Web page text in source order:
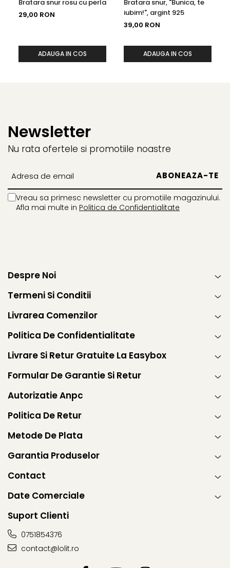
Bratara snur rosu cu perla
29,00 RON
ADAUGA IN COS
Bratara snur, "Bunica, te
iubim!", argint 925
39,00 RON
ADAUGA IN COS
Newsletter
Nu rata ofertele si promotiile noastre
Vreau sa primesc newsletter cu promotiile magazinului.
Afla mai multe in Politica de Confidentialitate
Despre Noi
Termeni Si Conditii
Livrarea Comenzilor
Politica De Confidentialitate
Livrare Si Retur Gratuite La Easybox
Formular De Garantie Si Retur
Autorizatie Anpc
Politica De Retur
Metode De Plata
Garantia Produselor
Contact
Date Comerciale
Suport Clienti
0751854376
contact@lolit.ro